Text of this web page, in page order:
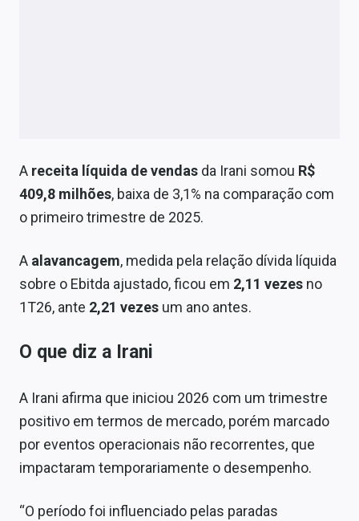
A receita líquida de vendas da Irani somou R$
409,8 milhões, baixa de 3,1% na comparação com
o primeiro trimestre de 2025.
A alavancagem, medida pela relação dívida líquida
sobre o Ebitda ajustado, ficou em 2,11 vezes no
1T26, ante 2,21 vezes um ano antes.
O que diz a Irani
A Irani afirma que iniciou 2026 com um trimestre
positivo em termos de mercado, porém marcado
por eventos operacionais não recorrentes, que
impactaram temporariamente o desempenho.
“O período foi influenciado pelas paradas